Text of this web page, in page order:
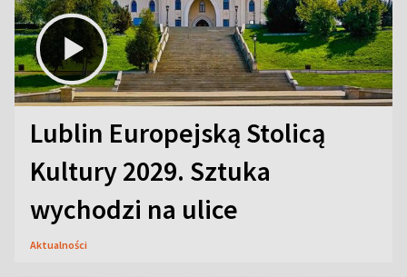
Lublin Europejską Stolicą
Kultury 2029. Sztuka
wychodzi na ulice
Aktualności